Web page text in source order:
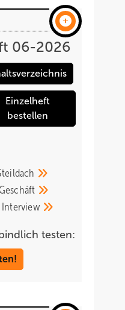
06-2026
Einzelheft
bestellen
Interview
testen: